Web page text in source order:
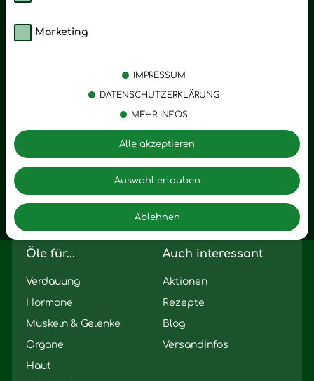
Marketing
IMPRESSUM
DATENSCHUTZERKLÄRUNG
MEHR INFOS
Ablehnen
Auswahl erlauben
Alle akzeptieren
Zuhause
Stress
Entspannung
Trauer
Romantik
Motivation
Seelischer Schlag
Öle für...
Verdauung
Hormone
Muskeln & Gelenke
Organe
Haut
Auch interessant
Aktionen
Rezepte
Blog
Versandinfos